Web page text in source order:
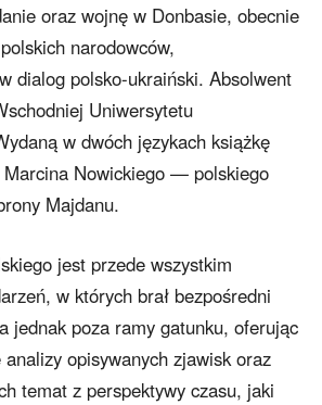
oraz wojnę w Donbasie, obecnie
narodowców,
dialog polsko-ukraiński. Absolwent
Uniwersytetu
w dwóch językach książkę
Marcina Nowickiego — polskiego
Majdanu.
jest przede wszystkim
w których brał bezpośredni
jednak poza ramy gatunku, oferując
opisywanych zjawisk oraz
temat z perspektywy czasu, jaki